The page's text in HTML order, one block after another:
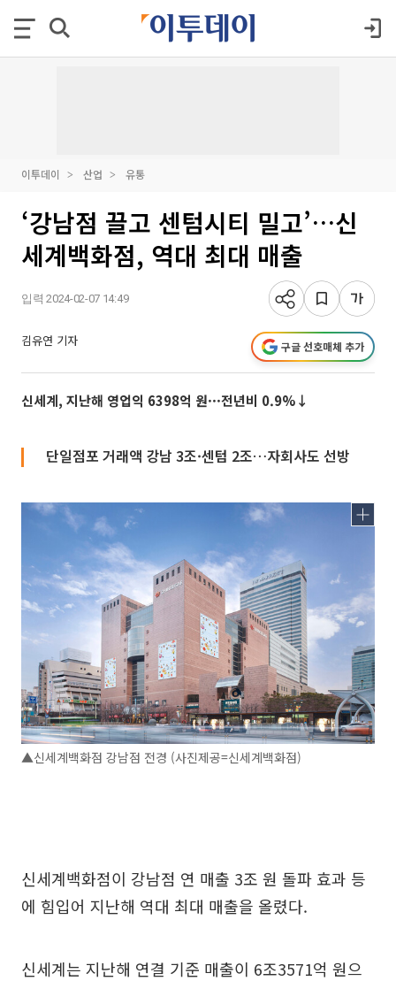
이투데이 산업 유통
‘강남점 끌고 센텀시티 밀고’…신
세계백화점, 역대 최대 매출
입력 2024-02-07 14:49
김유연 기자 구글 선호매체 추가
신세계, 지난해 영업익 6398억 원···전년비 0.9%↓
단일점포 거래액 강남 3조·센텀 2조…자회사도 선방
▲신세계백화점 강남점 전경 (사진제공=신세계백화점)
신세계백화점이 강남점 연 매출 3조 원 돌파 효과 등
에 힘입어 지난해 역대 최대 매출을 올렸다.
신세계는 지난해 연결 기준 매출이 6조3571억 원으